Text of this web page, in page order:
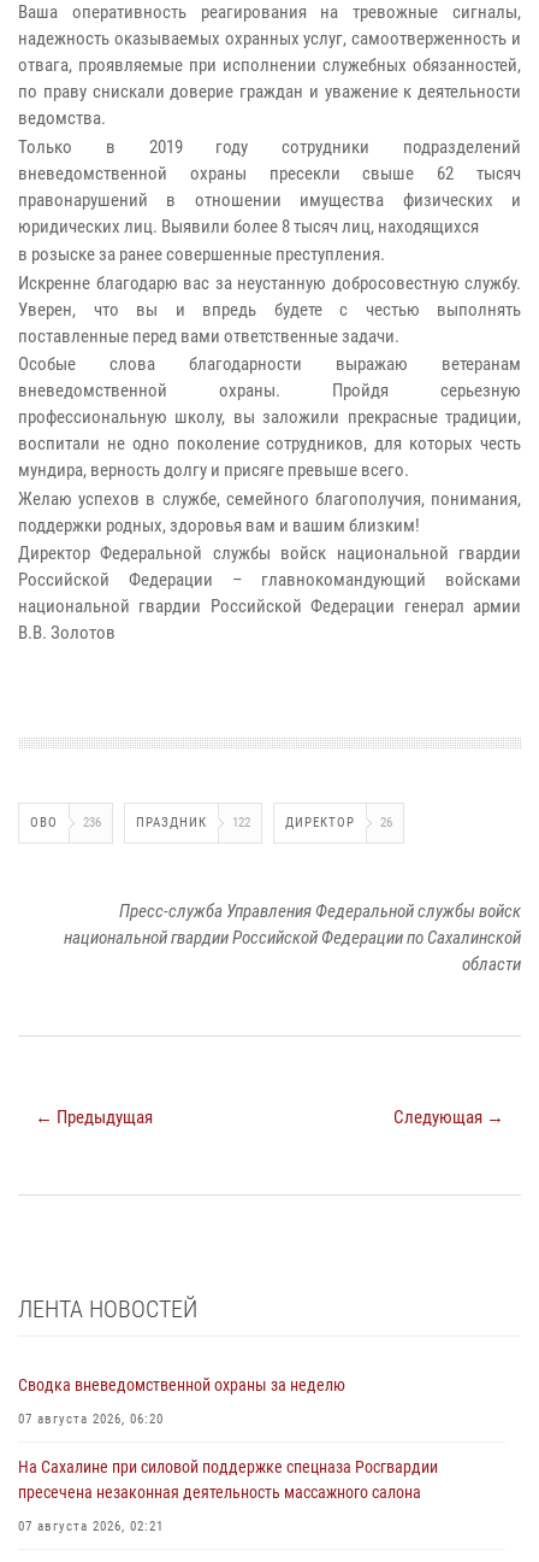
Ваша оперативность реагирования на тревожные сигналы,
надежность оказываемых охранных услуг, самоотверженность и
отвага, проявляемые при исполнении служебных обязанностей,
по праву снискали доверие граждан и уважение к деятельности
ведомства.
Только в 2019 году сотрудники подразделений
вневедомственной охраны пресекли свыше 62 тысяч
правонарушений в отношении имущества физических и
юридических лиц. Выявили более 8 тысяч лиц, находящихся
в розыске за ранее совершенные преступления.
Искренне благодарю вас за неустанную добросовестную службу.
Уверен, что вы и впредь будете с честью выполнять
поставленные перед вами ответственные задачи.
Особые слова благодарности выражаю ветеранам
вневедомственной охраны. Пройдя серьезную
профессиональную школу, вы заложили прекрасные традиции,
воспитали не одно поколение сотрудников, для которых честь
мундира, верность долгу и присяге превыше всего.
Желаю успехов в службе, семейного благополучия, понимания,
поддержки родных, здоровья вам и вашим близким!
Директор Федеральной службы войск национальной гвардии
Российской Федерации – главнокомандующий войсками
национальной гвардии Российской Федерации генерал армии
В.В. Золотов
ОВО 236 ПРАЗДНИК 122 ДИРЕКТОР 26
Пресс-служба Управления Федеральной службы войск
национальной гвардии Российской Федерации по Сахалинской
области
← Предыдущая Следующая →
ЛЕНТА НОВОСТЕЙ
Сводка вневедомственной охраны за неделю
07 августа 2026, 06:20
На Сахалине при силовой поддержке спецназа Росгвардии
пресечена незаконная деятельность массажного салона
07 августа 2026, 02:21